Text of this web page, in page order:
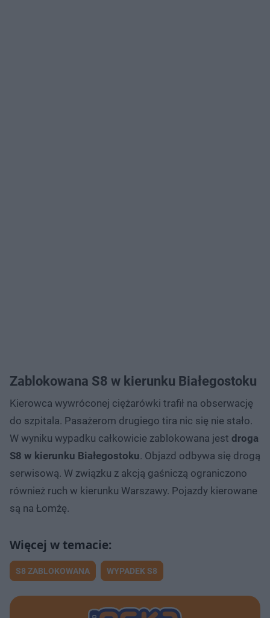
Zablokowana S8 w kierunku Białegostoku
Kierowca wywróconej ciężarówki trafił na obserwację
do szpitala. Pasażerom drugiego tira nic się nie stało.
W wyniku wypadku całkowicie zablokowana jest droga
S8 w kierunku Białegostoku. Objazd odbywa się drogą
serwisową. W związku z akcją gaśniczą ograniczono
również ruch w kierunku Warszawy. Pojazdy kierowane
są na Łomżę.
S8 ZABLOKOWANA WYPADEK S8